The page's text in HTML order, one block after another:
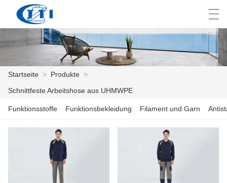
ANPASSUNG
العربية česky Deutsch
Startseite > Produkte >
Schnittfeste Arbeitshose aus UHMWPE
Funktionsstoffe Funktionsbekleidung Filament und Garn